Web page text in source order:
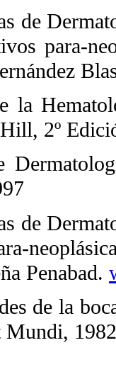
de
para-
la
2º
de
Penabad.
de la
Mundi, 1982